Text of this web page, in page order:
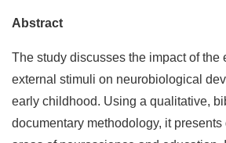
Abstract
The study discusses the impact of the
external stimuli on neurobiological
early childhood. Using a qualitative,
documentary methodology, it